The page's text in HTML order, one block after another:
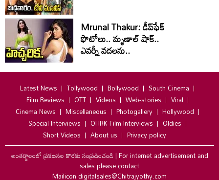
Mrunal Thakur: డీప్‌ఫేక్
ఫొటోలు.. మృణాల్ షాక్..
ఎవర్నీ వదలను..
Latest News Tollywood Bollywood
South Cinema
Film Reviews
OTT Videos Web-stories
Viral
Cinema News
Miscellaneous Photogallery
Hollywood
Special Interviews
OHRK Film Interviews
Oldies
Short Videos
About us
Privacy policy
అంతర్జాలంలో ప్రకటనల కొరకు సంప్రదించండి|For internet advertisement and
sales please contact
Mailicon digitalsales@Chitrajyothy.com